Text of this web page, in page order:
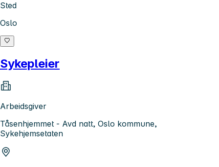
Sted
Oslo
Sykepleier
Arbeidsgiver
Tåsenhjemmet - Avd natt, Oslo kommune,
Sykehjemsetaten